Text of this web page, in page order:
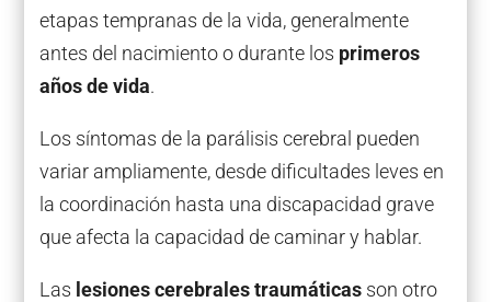
etapas tempranas de la vida, generalmente
antes del nacimiento o durante los primeros
años de vida.
Los síntomas de la parálisis cerebral pueden
variar ampliamente, desde dificultades leves en
la coordinación hasta una discapacidad grave
que afecta la capacidad de caminar y hablar.
Las lesiones cerebrales traumáticasson otro